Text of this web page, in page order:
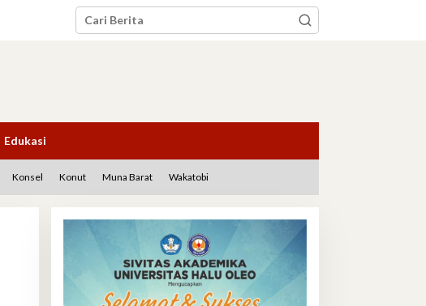
Edukasi
Konsel Konut Muna Barat Wakatobi